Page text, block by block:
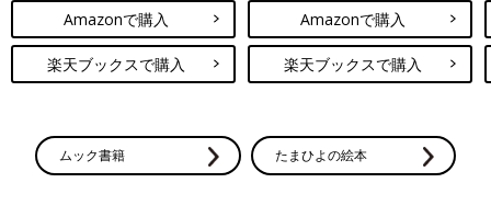
Amazonで購入
楽天ブックスで購入
Amazonで購入
楽天ブックスで購入
ムック書籍 たまひよの絵本